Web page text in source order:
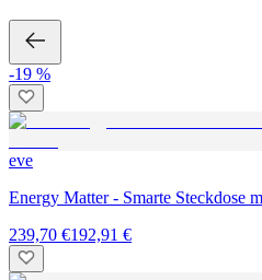
-19 %
eve
Energy Matter - Smarte Steckdose
239,70 €192,91 €